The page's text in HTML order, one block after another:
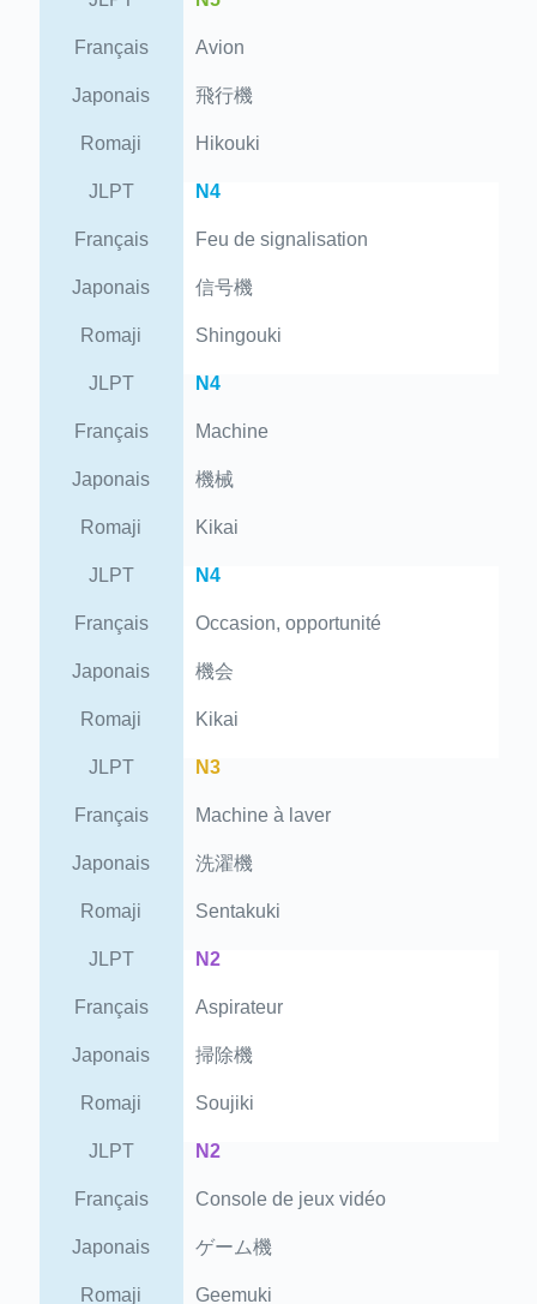
Français Avion
Japonais 飛行機
Romaji Hikouki
JLPT N4
Français Feu de signalisation
Japonais 信号機
Romaji Shingouki
JLPT N4
Français Machine
Japonais 機械
Romaji Kikai
JLPT N4
Français Occasion, opportunité
Japonais 機会
Romaji Kikai
JLPT N3
Français Machine à laver
Japonais 洗濯機
Romaji Sentakuki
JLPT N2
Français Aspirateur
Japonais 掃除機
Romaji Soujiki
JLPT N2
Français Console de jeux vidéo
Japonais ゲーム機
Romaji Geemuki